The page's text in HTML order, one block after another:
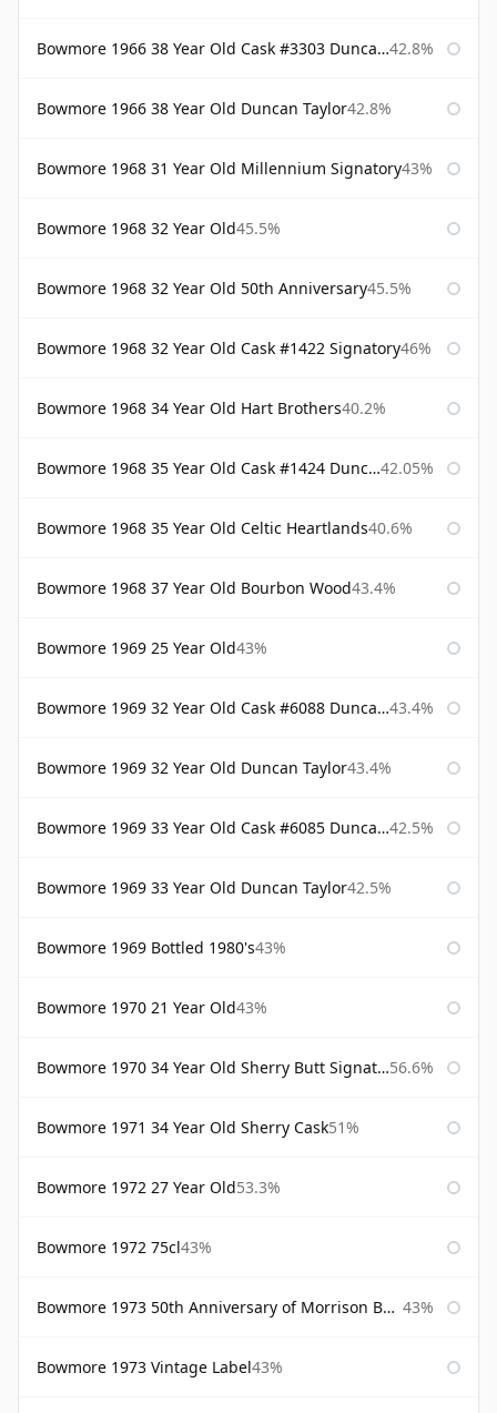
Bowmore 1966 38 Year Old Cask #3303 Duncan Taylor 42.8%
Bowmore 1966 38 Year Old Duncan Taylor42.8%
Bowmore 1968 31 Year Old Millennium Signatory43%
Bowmore 1968 32 Year Old45.5%
Bowmore 1968 32 Year Old 50th Anniversary45.5%
Bowmore 1968 32 Year Old Cask #1422 Signatory46%
Bowmore 1968 34 Year Old Hart Brothers40.2%
Bowmore 1968 35 Year Old Cask #1424 Duncan Taylor 42.05%
Bowmore 1968 35 Year Old Celtic Heartlands40.6%
Bowmore 1968 37 Year Old Bourbon Wood43.4%
Bowmore 1969 25 Year Old43%
Bowmore 1969 32 Year Old Cask #6088 Duncan Taylor 43.4%
Bowmore 1969 32 Year Old Duncan Taylor43.4%
Bowmore 1969 33 Year Old Cask #6085 Duncan Taylor 42.5%
Bowmore 1969 33 Year Old Duncan Taylor42.5%
Bowmore 1969 Bottled 1980's43%
Bowmore 1970 21 Year Old43%
Bowmore 1970 34 Year Old Sherry Butt Signatory 56.6%
Bowmore 1971 34 Year Old Sherry Cask51%
Bowmore 1972 27 Year Old53.3%
Bowmore 1972 75cl43%
Bowmore 1973 50th Anniversary of Morrison Bowmore 43%
Bowmore 1973 Vintage Label43%